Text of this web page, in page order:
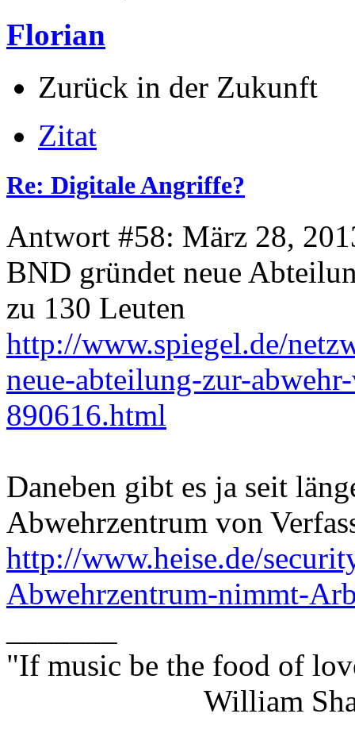
Florian
Zurück in der Zukunft
Zitat
Re: Digitale Angriffe?
Antwort #58: März 28,
BND gründet neue
zu 130 Leuten
http://www.spiegel.de/
neue-abteilung-zur-
890616.html
Daneben gibt es ja seit
Abwehrzentrum von
http://www.heise.de/
Abwehrzentrum-nimmt-
"If music be the food of
William